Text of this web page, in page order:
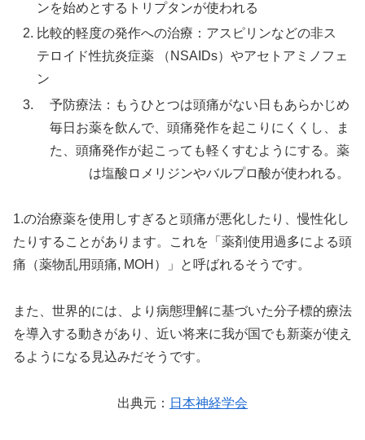
ンを始めとするトリプタンが使われる
比較的軽度の発作への治療：アスピリンなどの非ス
テロイド性抗炎症薬 （NSAIDs）やアセトアミノフェ
ン
予防療法：もうひとつは頭痛がない日もあらかじめ
毎日お薬を飲んで、頭痛発作を起こりにくくし、ま
た、頭痛発作が起こっても軽くすむようにする。薬
は塩酸ロメリジンやバルプロ酸が使われる。
1.の治療薬を使用しすぎると頭痛が悪化したり、慢性化し
たりすることがあります。これを「薬剤使用過多による頭
痛（薬物乱用頭痛, MOH）」と呼ばれるそうです。
また、世界的には、より病態理解に基づいた分子標的療法
を導入する動きがあり、近い将来に我が国でも新薬が使え
るようになる見込みだそうです。
出典元： 日本神経学会